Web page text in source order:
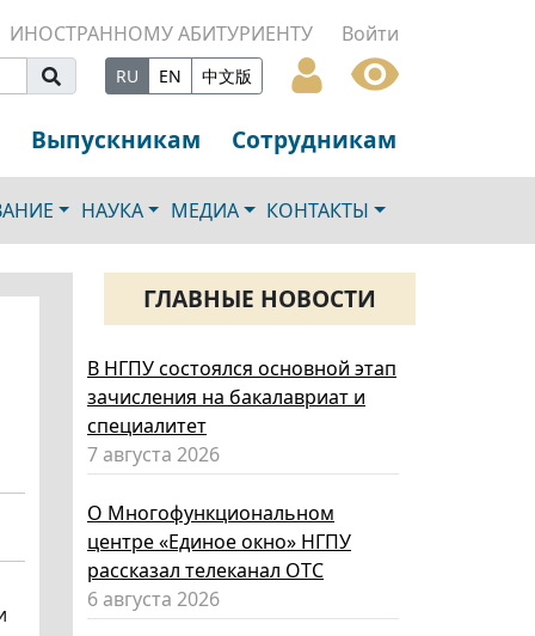
ИНОСТРАННОМУ АБИТУРИЕНТУ Войти
RU EN 中文版
Выпускникам Сотрудникам
НАУКА МЕДИА КОНТАКТЫ
ГЛАВНЫЕ НОВОСТИ
В НГПУ состоялся основной этап
зачисления на бакалавриат и
специалитет
7 августа 2026
О Многофункциональном
центре «Единое окно» НГПУ
рассказал телеканал ОТС
6 августа 2026